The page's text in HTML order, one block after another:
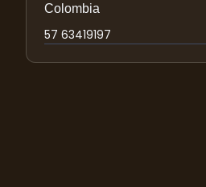
Colombia
57 63419197